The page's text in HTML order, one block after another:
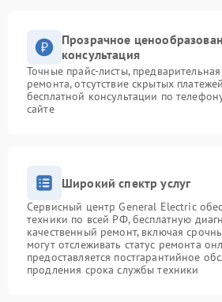
Прозрачное
консультация
Точные прайс-листы,
ремонта, отсутствие скрытых
бесплатной консультации по
сайте
Широкий спектр услуг
Сервисный центр General Electric
техники по всей РФ, бесплатную
качественный ремонт, включая
могут отслеживать статус ремонта
предоставляется постгарантийное
продления срока службы техники